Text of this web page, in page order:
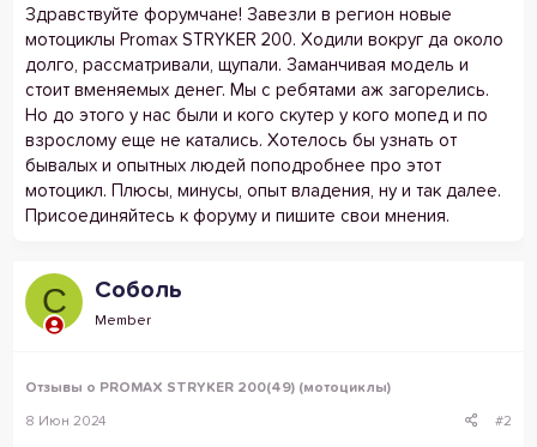
Здравствуйте форумчане! Завезли в регион новые
мотоциклы Promax STRYKER 200. Ходили вокруг да около
долго, рассматривали, щупали. Заманчивая модель и
стоит вменяемых денег. Мы с ребятами аж загорелись.
Но до этого у нас были и кого скутер у кого мопед и по
взрослому еще не катались. Хотелось бы узнать от
бывалых и опытных людей поподробнее про этот
мотоцикл. Плюсы, минусы, опыт владения, ну и так далее.
Присоединяйтесь к форуму и пишите свои мнения.
С Соболь
Member
Отзывы о PROMAX STRYKER 200(49) (мотоциклы)
8 Июн 2024 #2